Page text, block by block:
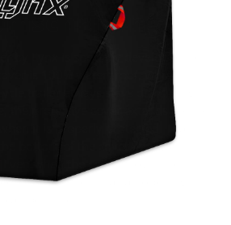
by Lynx is specially developed for
is 100% waterproof, which
trailer always stays dry during
the protective cover extends the life
it is properly protected. Thanks
bottom of the cover, it always
Even when the cover is over the
it. The front has an opening